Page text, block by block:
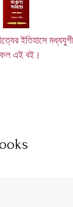
ইতিহাসে
ফল এই বই।